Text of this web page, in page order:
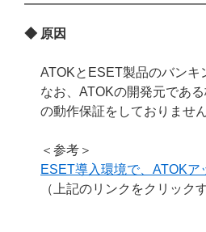
◆ 原因
ATOKとESET製品のバンキ
なお、ATOKの開発元であ
の動作保証をしておりません
＜参考＞
ESET導入環境で、ATOK
（上記のリンクをクリッ